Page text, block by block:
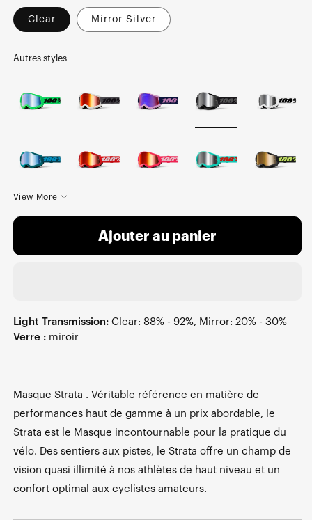
Clear Mirror Silver
Autres styles
View More
Ajouter au panier
Light Transmission: Clear: 88% - 92%, Mirror: 20% - 30%
Verre : miroir
Masque Strata . Véritable référence en matière de
performances haut de gamme à un prix abordable, le
Strata est le Masque incontournable pour la pratique du
vélo. Des sentiers aux pistes, le Strata offre un champ de
vision quasi illimité à nos athlètes de haut niveau et un
confort optimal aux cyclistes amateurs.